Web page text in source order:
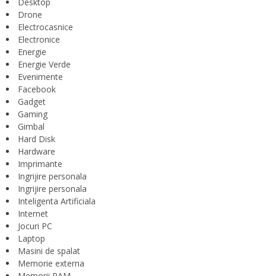
Desktop
Drone
Electrocasnice
Electronice
Energie
Energie Verde
Evenimente
Facebook
Gadget
Gaming
Gimbal
Hard Disk
Hardware
Imprimante
Ingrijire personala
Ingrijire personala
Inteligenta Artificiala
Internet
Jocuri PC
Laptop
Masini de spalat
Memorie externa